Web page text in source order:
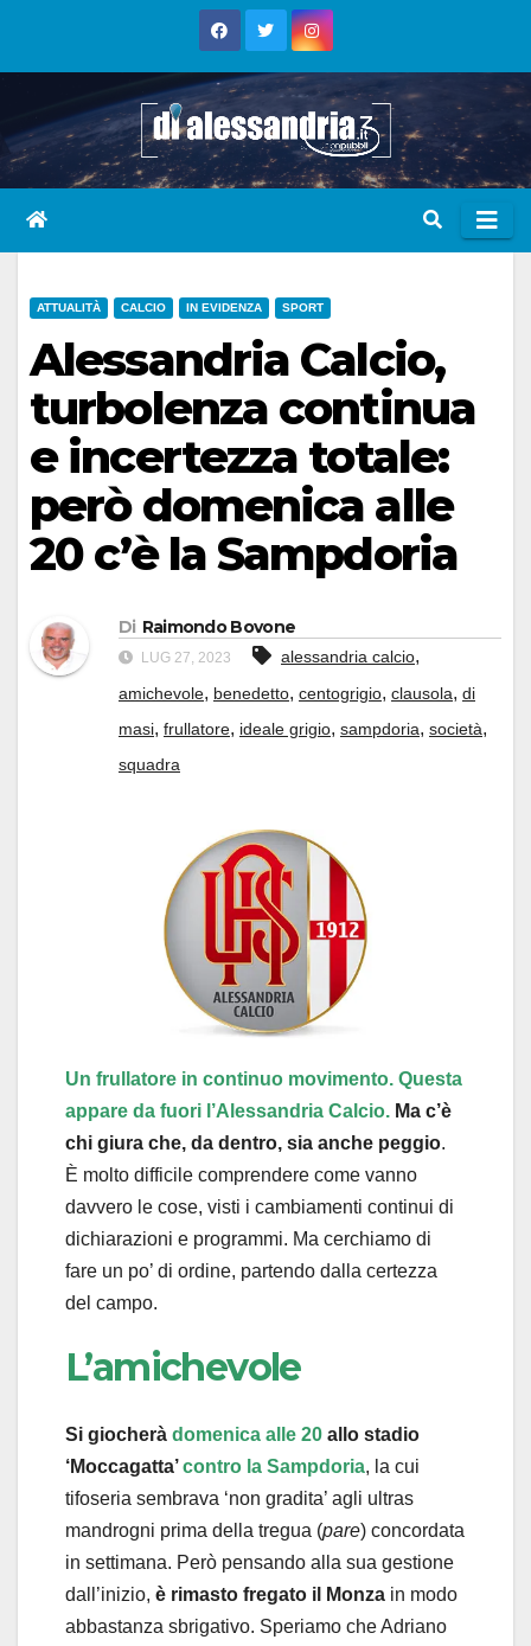
ATTUALITÀ CALCIO IN EVIDENZA SPORT
Alessandria Calcio,
turbolenza continua
e incertezza totale:
però domenica alle
20 c’è la Sampdoria
Di Raimondo Bovone
LUG 27, 2023 alessandria calcio,
amichevole, benedetto, centogrigio, clausola, di
masi, frullatore, ideale grigio, sampdoria, società,
squadra
Un frullatore in continuo movimento. Questa
appare da fuori l’Alessandria Calcio. Ma c’è
chi giura che, da dentro, sia anche peggio.
È molto difficile comprendere come vanno
davvero le cose, visti i cambiamenti continui di
dichiarazioni e programmi. Ma cerchiamo di
fare un po’ di ordine, partendo dalla certezza
del campo.
L’amichevole
Si giocherà domenica alle 20 allo stadio
‘Moccagatta’contro la Sampdoria, la cui
tifoseria sembrava ‘non gradita’ agli ultras
mandrogni prima della tregua (pare) concordata
in settimana. Però pensando alla sua gestione
dall’inizio, è rimasto fregato il Monza in modo
abbastanza sbrigativo. Speriamo che Adriano